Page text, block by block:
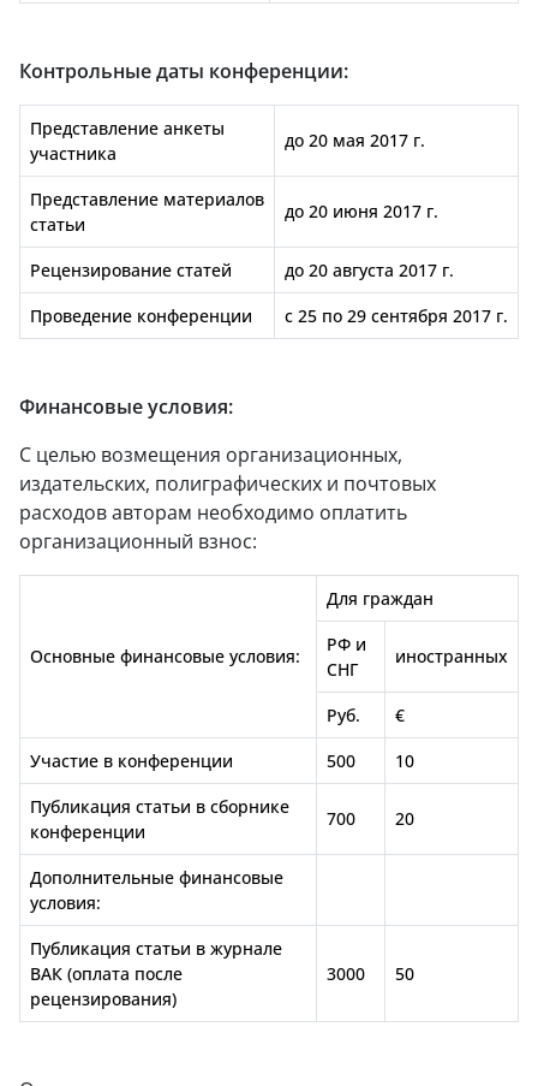
Контрольные даты конференции:
Представление анкеты
участника
до 20 мая 2017 г.
Представление материалов
статьи
до 20 июня 2017 г.
Рецензирование статей
до 20 августа 2017 г.
Проведение конференции
с 25 по 29 сентября 2017 г.
Финансовые условия:
С целью возмещения организационных,
издательских, полиграфических и почтовых
расходов авторам необходимо оплатить
организационный взнос:
Основные финансовые условия:
Для граждан
РФ и
СНГ
иностранных
Руб.
€
Участие в конференции
500
10
Публикация статьи в сборнике
конференции
700 20
Дополнительные финансовые
условия:
Публикация статьи в журнале
ВАК (оплата после
рецензирования)
3000 50